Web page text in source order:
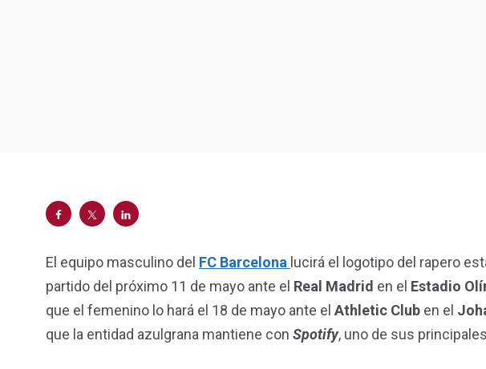
El equipo masculino del FC Barcelona lucirá el logotipo del rapero
partido del próximo 11 de mayo ante el Real Madrid en el Estadio
que el femenino lo hará el 18 de mayo ante el Athletic Club en el
que la entidad azulgrana mantiene con Spotify, uno de sus